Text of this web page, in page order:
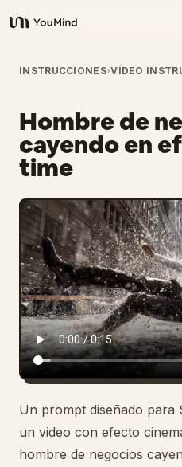
YouMind
Resumen
Casos de uso
Habilidades
Prompts
Precios
Descargar
Blog
Actualizaciones
INSTRUCCIONES›VÍDEO
Hombre de
cayendo en
time
Un prompt diseñado para
un video con efecto
hombre de negocios